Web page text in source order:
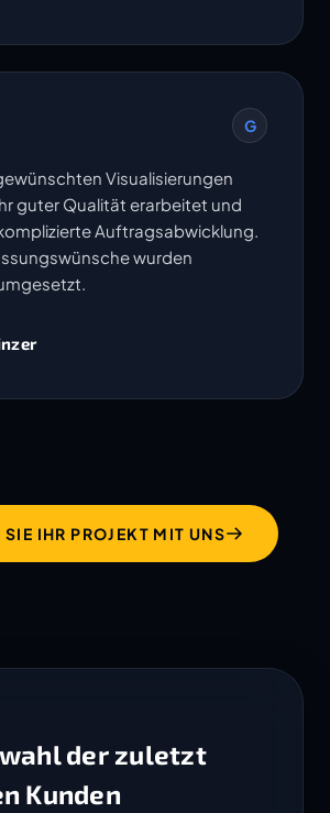
G
Visualisierungen
guter Qualität erarbeitet und
Auftragsabwicklung.
wurden
SIE IHR PROJEKT MIT UNS
der zuletzt
Kunden